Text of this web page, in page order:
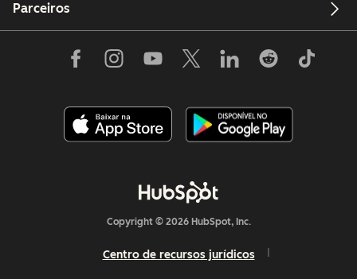
Parceiros
Copyright © 2026 HubSpot, Inc.
Centro de recursos jurídicos